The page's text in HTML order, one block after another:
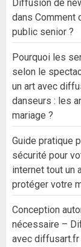
Diffusion de
dans Comment
public senior ?
Pourquoi les
selon le
un art avec
danseurs : les
mariage ?
Guide pratique
sécurité pour
internet tout un
protéger votre
Conception
nécessaire –
avec diffusart.fr